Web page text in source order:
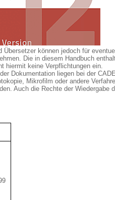
können jedoch für
Die in diesem Handbuch
hiermit keine Verpflichtungen ein.
Dokumentation liegen bei der
Mikrofilm oder andere
Auch die Rechte der Wiedergabe